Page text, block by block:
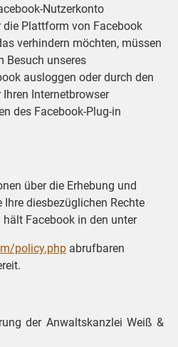
Nutzerkonto
Plattform von Facebook
verhindern möchten, müssen
Besuch unseres
ausloggen oder durch den
Internetbrowser
des Facebook-Plug-in
über die Erhebung und
diesbezüglichen Rechte
Facebook in den unter
policy.php abrufbaren
der Anwaltskanzlei Weiß &